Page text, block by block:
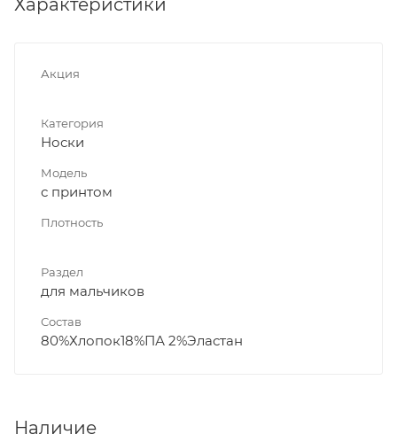
Характеристики
Акция
Категория
Носки
Модель
с принтом
Плотность
Раздел
для мальчиков
Состав
80%Хлопок18%ПА 2%Эластан
Наличие